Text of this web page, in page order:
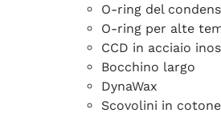
O-ring del
O-ring per alte
CCD in acciaio
Bocchino largo
DynaWax
Scovolini in